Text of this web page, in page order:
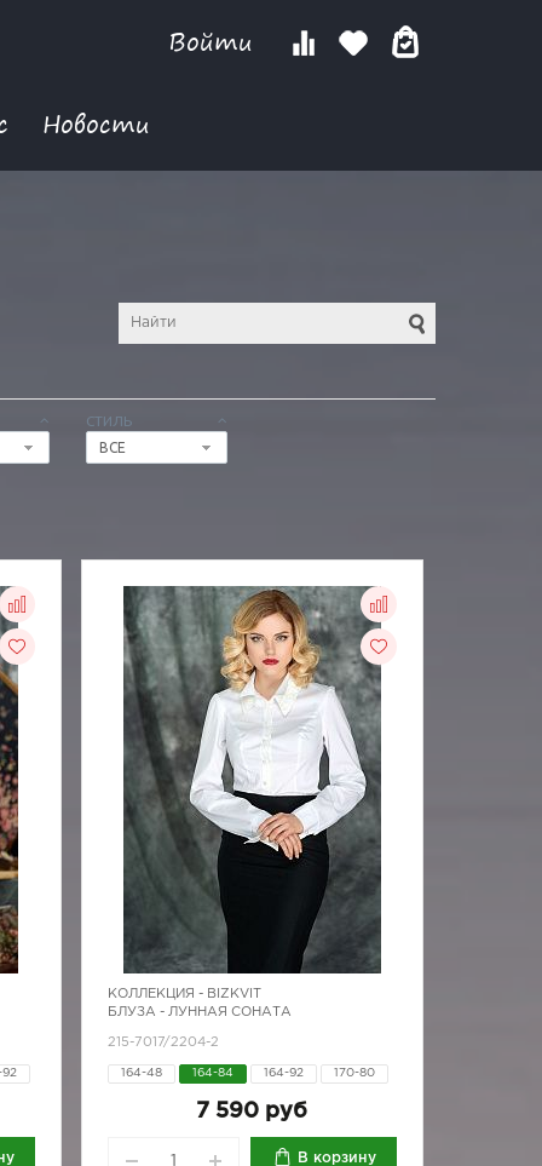
Войти
Новости
СТИЛЬ
ВСЕ
92
КОЛЛЕКЦИЯ - BIZKVIT
БЛУЗА - ЛУННАЯ СОНАТА
215-7017/2204-2
164-48 164-84 164-92 170-80
7 590 руб
В корзину